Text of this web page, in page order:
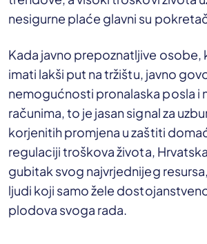
nesigurne plaće glavni su
Kada javno prepoznatljive osobe,
imati lakši put na tržištu, javno
nemogućnosti pronalaska posla i
računima, to je jasan signal za
korjenitih promjena u zaštiti
regulaciji troškova života,
gubitak svog najvrjednijeg
ljudi koji samo žele
plodova svoga rada.